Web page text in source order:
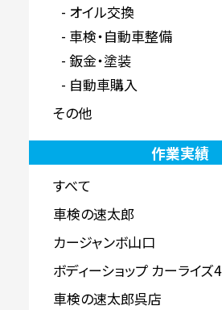
オイル交換
車検・自動車整備
鈑金・塗装
自動車購入
その他
作業実績
すべて
車検の速太郎
カージャンボ山口
ボディーショップ カーライズ4
車検の速太郎呉店